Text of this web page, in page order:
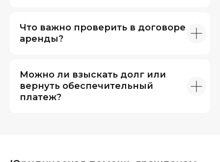
Что важно проверить в договоре
аренды?
Можно ли взыскать долг или
вернуть обеспечительный
платеж?